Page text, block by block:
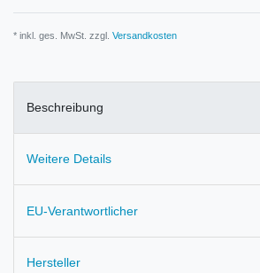
* inkl. ges. MwSt. zzgl. Versandkosten
Beschreibung
Weitere Details
EU-Verantwortlicher
Hersteller